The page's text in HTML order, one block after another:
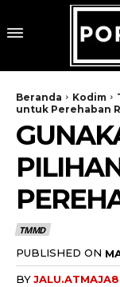
Beranda Kodim
untuk Perehaban
TMMD
PUBLISHED ON
BY